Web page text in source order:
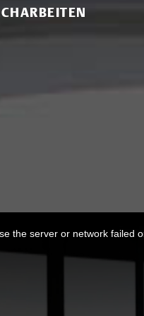
the server or network failed